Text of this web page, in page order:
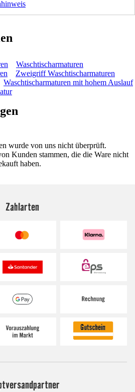
Waschtischarmaturen
Zweigriff Waschtischarmaturen
Waschtischarmaturen mit hohem Auslauf
wurde von uns nicht überprüft.
Kunden stammen, die die Ware nicht
haben.
Zahlarten